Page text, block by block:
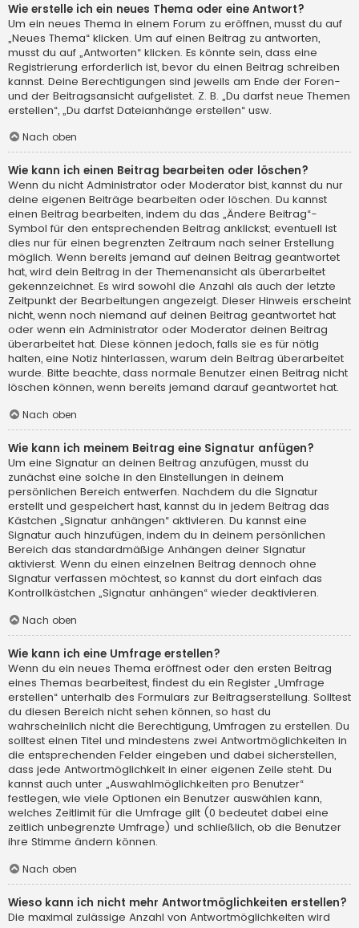
Wie erstelle ich ein neues Thema oder eine Antwort?
Um ein neues Thema in einem Forum zu eröffnen, musst du auf
„Neues Thema“ klicken. Um auf einen Beitrag zu antworten,
musst du auf „Antworten“ klicken. Es könnte sein, dass eine
Registrierung erforderlich ist, bevor du einen Beitrag schreiben
kannst. Deine Berechtigungen sind jeweils am Ende der Foren-
und der Beitragsansicht aufgelistet. Z. B. „Du darfst neue Themen
erstellen“, „Du darfst Dateianhänge erstellen“ usw.
Nach oben
Wie kann ich einen Beitrag bearbeiten oder löschen?
Wenn du nicht Administrator oder Moderator bist, kannst du nur
deine eigenen Beiträge bearbeiten oder löschen. Du kannst
einen Beitrag bearbeiten, indem du das „Ändere Beitrag“-
Symbol für den entsprechenden Beitrag anklickst; eventuell ist
dies nur für einen begrenzten Zeitraum nach seiner Erstellung
möglich. Wenn bereits jemand auf deinen Beitrag geantwortet
hat, wird dein Beitrag in der Themenansicht als überarbeitet
gekennzeichnet. Es wird sowohl die Anzahl als auch der letzte
Zeitpunkt der Bearbeitungen angezeigt. Dieser Hinweis erscheint
nicht, wenn noch niemand auf deinen Beitrag geantwortet hat
oder wenn ein Administrator oder Moderator deinen Beitrag
überarbeitet hat. Diese können jedoch, falls sie es für nötig
halten, eine Notiz hinterlassen, warum dein Beitrag überarbeitet
wurde. Bitte beachte, dass normale Benutzer einen Beitrag nicht
löschen können, wenn bereits jemand darauf geantwortet hat.
Nach oben
Wie kann ich meinem Beitrag eine Signatur anfügen?
Um eine Signatur an deinen Beitrag anzufügen, musst du
zunächst eine solche in den Einstellungen in deinem
persönlichen Bereich entwerfen. Nachdem du die Signatur
erstellt und gespeichert hast, kannst du in jedem Beitrag das
Kästchen „Signatur anhängen“ aktivieren. Du kannst eine
Signatur auch hinzufügen, indem du in deinem persönlichen
Bereich das standardmäßige Anhängen deiner Signatur
aktivierst. Wenn du einen einzelnen Beitrag dennoch ohne
Signatur verfassen möchtest, so kannst du dort einfach das
Kontrollkästchen „Signatur anhängen“ wieder deaktivieren.
Nach oben
Wie kann ich eine Umfrage erstellen?
Wenn du ein neues Thema eröffnest oder den ersten Beitrag
eines Themas bearbeitest, findest du ein Register „Umfrage
erstellen“ unterhalb des Formulars zur Beitragserstellung. Solltest
du diesen Bereich nicht sehen können, so hast du
wahrscheinlich nicht die Berechtigung, Umfragen zu erstellen. Du
solltest einen Titel und mindestens zwei Antwortmöglichkeiten in
die entsprechenden Felder eingeben und dabei sicherstellen,
dass jede Antwortmöglichkeit in einer eigenen Zeile steht. Du
kannst auch unter „Auswahlmöglichkeiten pro Benutzer“
festlegen, wie viele Optionen ein Benutzer auswählen kann,
welches Zeitlimit für die Umfrage gilt (0 bedeutet dabei eine
zeitlich unbegrenzte Umfrage) und schließlich, ob die Benutzer
ihre Stimme ändern können.
Nach oben
Wieso kann ich nicht mehr Antwortmöglichkeiten erstellen?
Die maximal zulässige Anzahl von Antwortmöglichkeiten wird